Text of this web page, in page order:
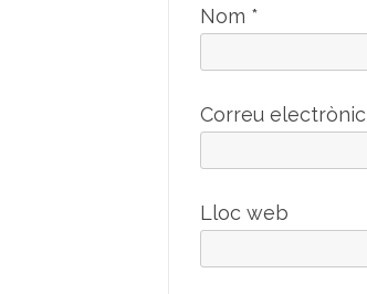
Nom *
Correu electrònic
Lloc web